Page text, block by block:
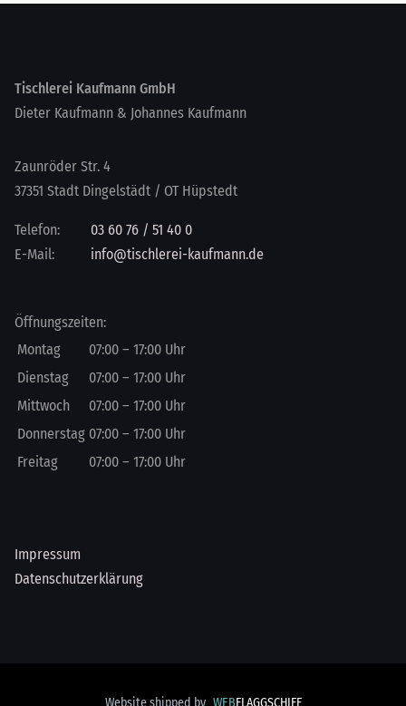
Tischlerei Kaufmann GmbH
Dieter Kaufmann & Johannes Kaufmann
Zaunröder Str. 4
37351 Stadt Dingelstädt / OT Hüpstedt
Telefon:
03 60 76 / 51 40 0
E-Mail:
info@tischlerei-kaufmann.de
Öffnungszeiten:
Montag 07:00 – 17:00 Uhr
Dienstag 07:00 – 17:00 Uhr
Mittwoch 07:00 – 17:00 Uhr
Donnerstag 07:00 – 17:00 Uhr
Freitag 07:00 – 17:00 Uhr
Impressum
Datenschutzerklärung
Website shipped by WEBFLAGGSCHIFF